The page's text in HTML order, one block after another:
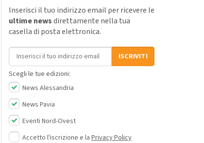
Inserisci il tuo indirizzo email per ricevere le
ultime newsdirettamente nella tua
casella di posta elettronica.
Indirizzo email
ISCRIVITI
Scegli le tue edizioni:
News Alessandria
News Pavia
Eventi Nord-Ovest
Accetto l'iscrizione e la Privacy Policy